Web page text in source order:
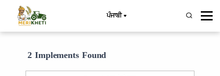
ਪੰਜਾਬੀ
2 Implements Found